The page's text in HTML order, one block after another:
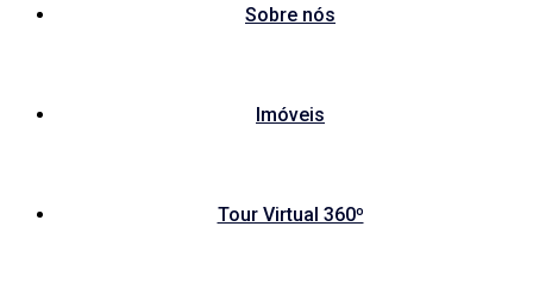
Sobre nós
Imóveis
Tour Virtual 360º